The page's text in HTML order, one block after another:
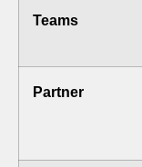
Teams
Partner